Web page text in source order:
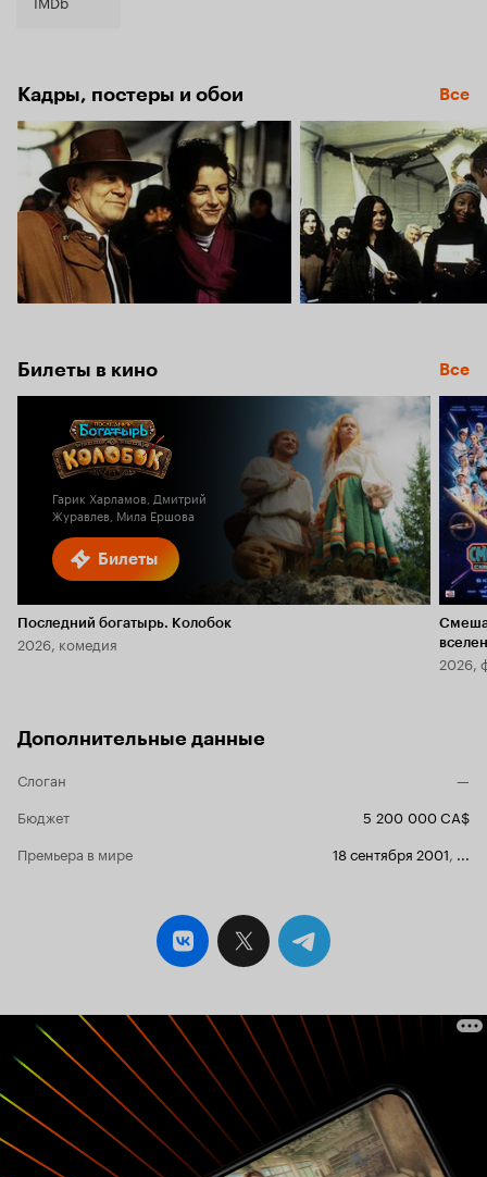
Кадры, постеры и обои Все
Билеты в кино Все
Билеты
Гарик Харламов, Дмитрий
Журавлев, Мила Ершова
Последний богатырь. Колобок
2026, комедия
2026,
Дополнительные данные
Слоган
—
Бюджет
5 200 000 CA$
Премьера в мире
18 сентября 2001, ...